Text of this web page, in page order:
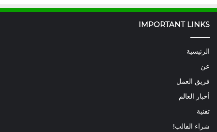
IMPORTANT LINKS
الرئيسية
عن
فريق العمل
أخبار العالم
تقنية
شراء القالب!